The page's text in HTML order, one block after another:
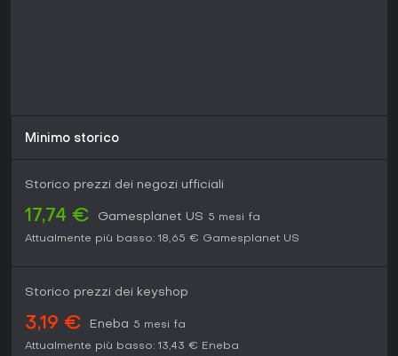
Minimo storico
Storico prezzi dei negozi ufficiali
17,74 € Gamesplanet US 5 mesi fa
Attualmente più basso: 18,65 € Gamesplanet US
Storico prezzi dei keyshop
3,19 € Eneba 5 mesi fa
Attualmente più basso: 13,43 € Eneba